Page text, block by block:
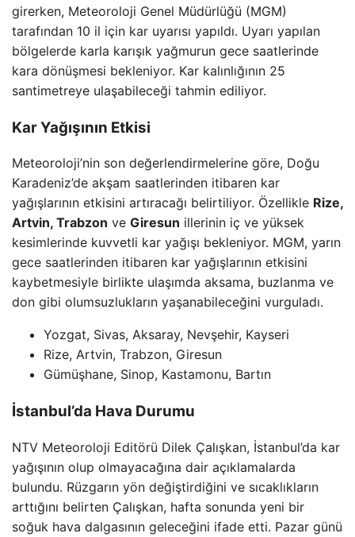
girerken, Meteoroloji Genel Müdürlüğü (MGM)
tarafından 10 il için kar uyarısı yapıldı. Uyarı yapılan
bölgelerde karla karışık yağmurun gece saatlerinde
kara dönüşmesi bekleniyor. Kar kalınlığının 25
santimetreye ulaşabileceği tahmin ediliyor.
Kar Yağışının Etkisi
Meteoroloji’nin son değerlendirmelerine göre, Doğu
Karadeniz’de akşam saatlerinden itibaren kar
yağışlarının etkisini artıracağı belirtiliyor. Özellikle Rize,
Artvin, Trabzon ve Giresun illerinin iç ve yüksek
kesimlerinde kuvvetli kar yağışı bekleniyor. MGM, yarın
gece saatlerinden itibaren kar yağışlarının etkisini
kaybetmesiyle birlikte ulaşımda aksama, buzlanma ve
don gibi olumsuzlukların yaşanabileceğini vurguladı.
Yozgat, Sivas, Aksaray, Nevşehir, Kayseri
Rize, Artvin, Trabzon, Giresun
Gümüşhane, Sinop, Kastamonu, Bartın
İstanbul’da Hava Durumu
NTV Meteoroloji Editörü Dilek Çalışkan, İstanbul’da kar
yağışının olup olmayacağına dair açıklamalarda
bulundu. Rüzgarın yön değiştirdiğini ve sıcaklıkların
arttığını belirten Çalışkan, hafta sonunda yeni bir
soğuk hava dalgasının geleceğini ifade etti. Pazar günü